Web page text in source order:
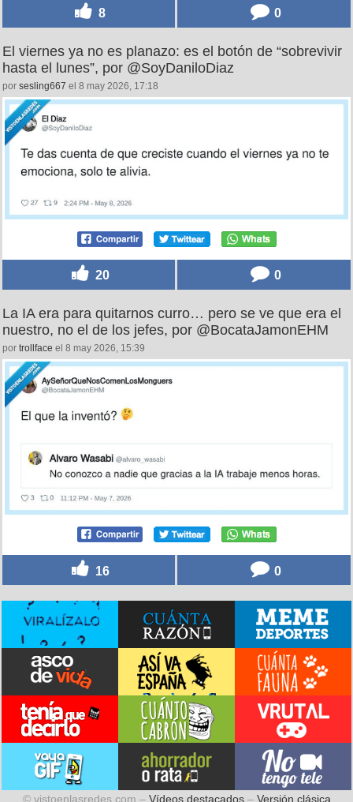
8 0
El viernes ya no es planazo: es el botón de “sobrevivir
hasta el lunes”, por @SoyDaniloDiaz
por sesling667 el 8 may 2026, 17:18
20 0
La IA era para quitarnos curro… pero se ve que era el
nuestro, no el de los jefes, por @BocataJamonEHM
por trollface el 8 may 2026, 15:39
16 0
© vistoenlasredes.com – Vídeos destacados– Versión clásica